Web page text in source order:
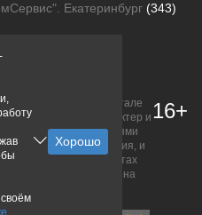
Екатеринбург (343)
размещенная на портале
характер и
положениями
и полного описания, и
уточняйте на сайтах
право на
16+